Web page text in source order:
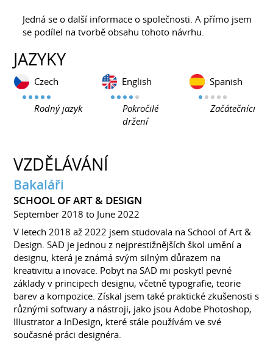
Jedná se o další informace o společnosti. A přímo jsem
se podílel na tvorbě obsahu tohoto návrhu.
JAZYKY
Czech
Rodný jazyk
English
Pokročilé
držení
Spanish
Začátečníci
VZDĚLÁVÁNÍ
Bakaláři
SCHOOL OF ART & DESIGN
September 2018 to June 2022
V letech 2018 až 2022 jsem studovala na School of Art &
Design. SAD je jednou z nejprestižnějších škol umění a
designu, která je známá svým silným důrazem na
kreativitu a inovace. Pobyt na SAD mi poskytl pevné
základy v principech designu, včetně typografie, teorie
barev a kompozice. Získal jsem také praktické zkušenosti s
různými softwary a nástroji, jako jsou Adobe Photoshop,
Illustrator a InDesign, které stále používám ve své
současné práci designéra.